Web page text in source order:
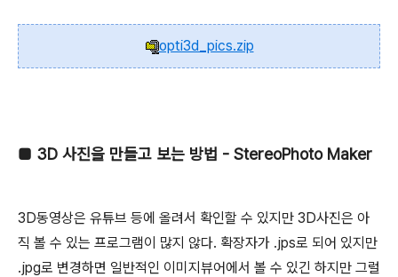
opti3d_pics.zip
■ 3D 사진을 만들고 보는 방법 - StereoPhoto Maker
3D동영상은 유튜브 등에 올려서 확인할 수 있지만 3D사진은 아
직 볼 수 있는 프로그램이 많지 않다. 확장자가 .jps로 되어 있지만
.jpg로 변경하면 일반적인 이미지뷰어에서 볼 수 있긴 하지만 그럴